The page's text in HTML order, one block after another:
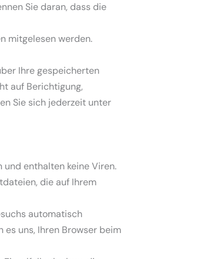
Sie daran, dass die
mitgelesen werden.
Ihre gespeicherten
auf Berichtigung,
Sie sich jederzeit unter
und enthalten keine Viren.
die auf Ihrem
automatisch
uns, Ihren Browser beim